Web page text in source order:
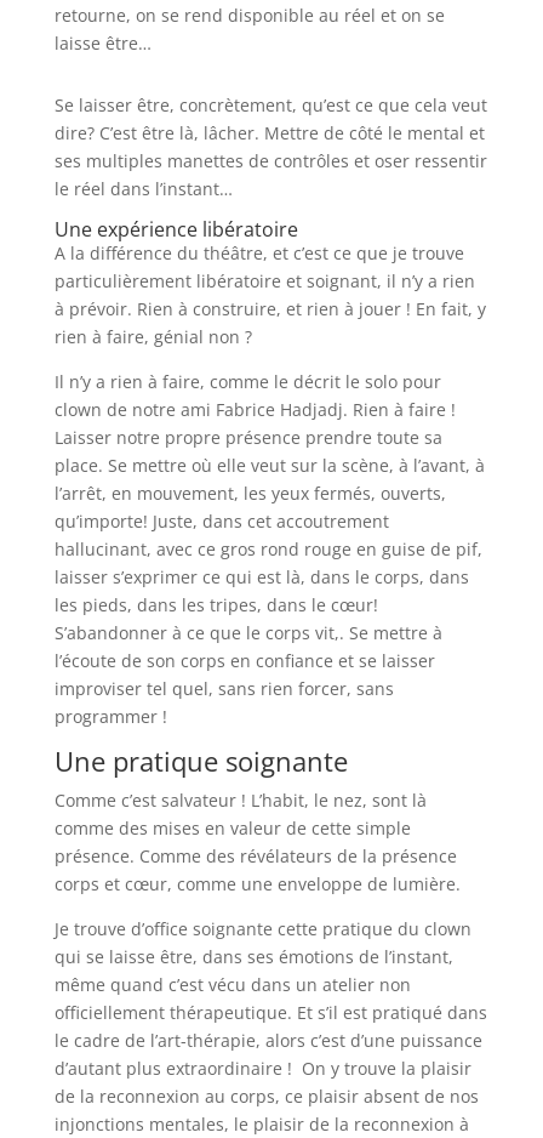
retourne, on se rend disponible au réel et on se
laisse être…
Se laisser être, concrètement, qu’est ce que cela veut
dire? C’est être là, lâcher. Mettre de côté le mental et
ses multiples manettes de contrôles et oser ressentir
le réel dans l’instant…
Une expérience libératoire
A la différence du théâtre, et c’est ce que je trouve
particulièrement libératoire et soignant, il n’y a rien
à prévoir. Rien à construire, et rien à jouer ! En fait, y
rien à faire, génial non ?
Il n’y a rien à faire, comme le décrit le solo pour
clown de notre ami Fabrice Hadjadj. Rien à faire !
Laisser notre propre présence prendre toute sa
place. Se mettre où elle veut sur la scène, à l’avant, à
l’arrêt, en mouvement, les yeux fermés, ouverts,
qu’importe! Juste, dans cet accoutrement
hallucinant, avec ce gros rond rouge en guise de pif,
laisser s’exprimer ce qui est là, dans le corps, dans
les pieds, dans les tripes, dans le cœur!
S’abandonner à ce que le corps vit,. Se mettre à
l’écoute de son corps en confiance et se laisser
improviser tel quel, sans rien forcer, sans
programmer !
Une pratique soignante
Comme c’est salvateur ! L’habit, le nez, sont là
comme des mises en valeur de cette simple
présence. Comme des révélateurs de la présence
corps et cœur, comme une enveloppe de lumière.
Je trouve d’office soignante cette pratique du clown
qui se laisse être, dans ses émotions de l’instant,
même quand c’est vécu dans un atelier non
officiellement thérapeutique. Et s’il est pratiqué dans
le cadre de l’art-thérapie, alors c’est d’une puissance
d’autant plus extraordinaire ! On y trouve la plaisir
de la reconnexion au corps, ce plaisir absent de nos
injonctions mentales, le plaisir de la reconnexion à